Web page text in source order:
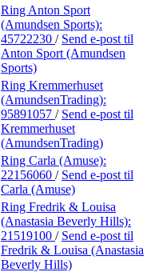
Ring Anton Sport
(Amundsen Sports):
45722230 / Send e-post til
Anton Sport (Amundsen
Sports)
Ring Kremmerhuset
(AmundsenTrading):
95891057 / Send e-post til
Kremmerhuset
(AmundsenTrading)
Ring Carla (Amuse):
22156060 / Send e-post til
Carla (Amuse)
Ring Fredrik & Louisa
(Anastasia Beverly Hills):
21519100 / Send e-post til
Fredrik & Louisa (Anastasia
Beverly Hills)